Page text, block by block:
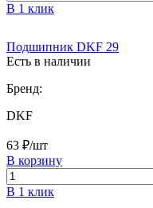
В 1 клик
Подшипник DKF 29
Есть в наличии
Бренд:
DKF
63 ₽/шт
В корзину
В 1 клик